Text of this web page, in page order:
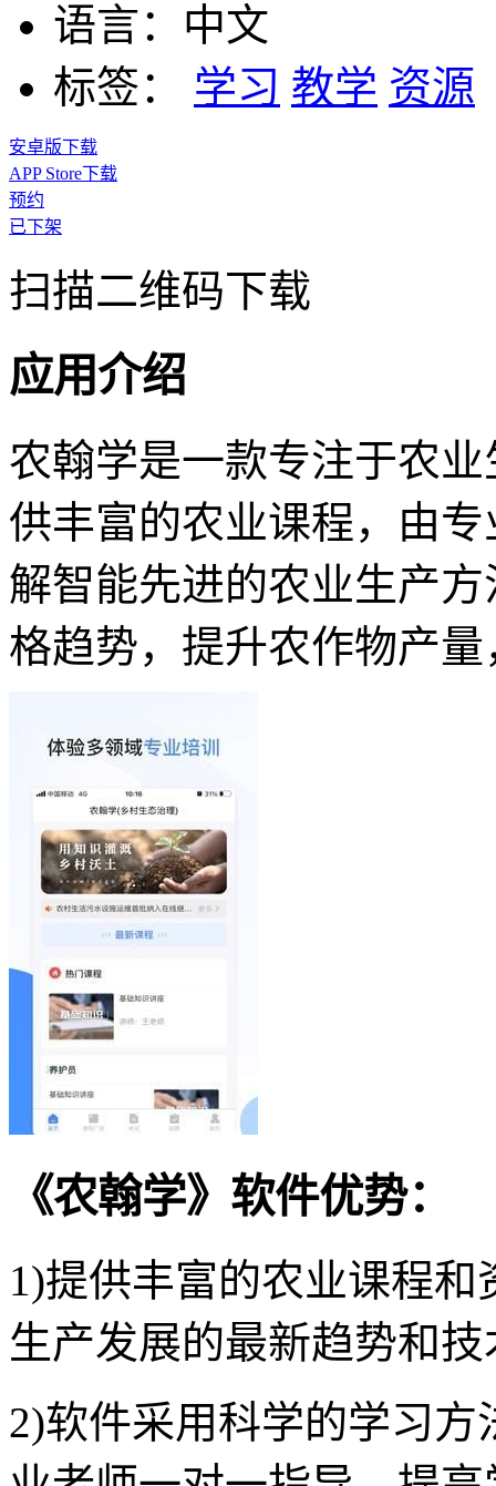
语言： 中文
标签：
学习 教学 资源
安卓版下载
APP Store下载
预约
已下架
扫描二维码下载
应用介绍
农翰学是一款专注于农
供丰富的农业课程，由
解智能先进的农业生产
格趋势，提升农作物产
《农翰学》软件优势：
1)提供丰富的农业课程
生产发展的最新趋势和技
2)软件采用科学的学习